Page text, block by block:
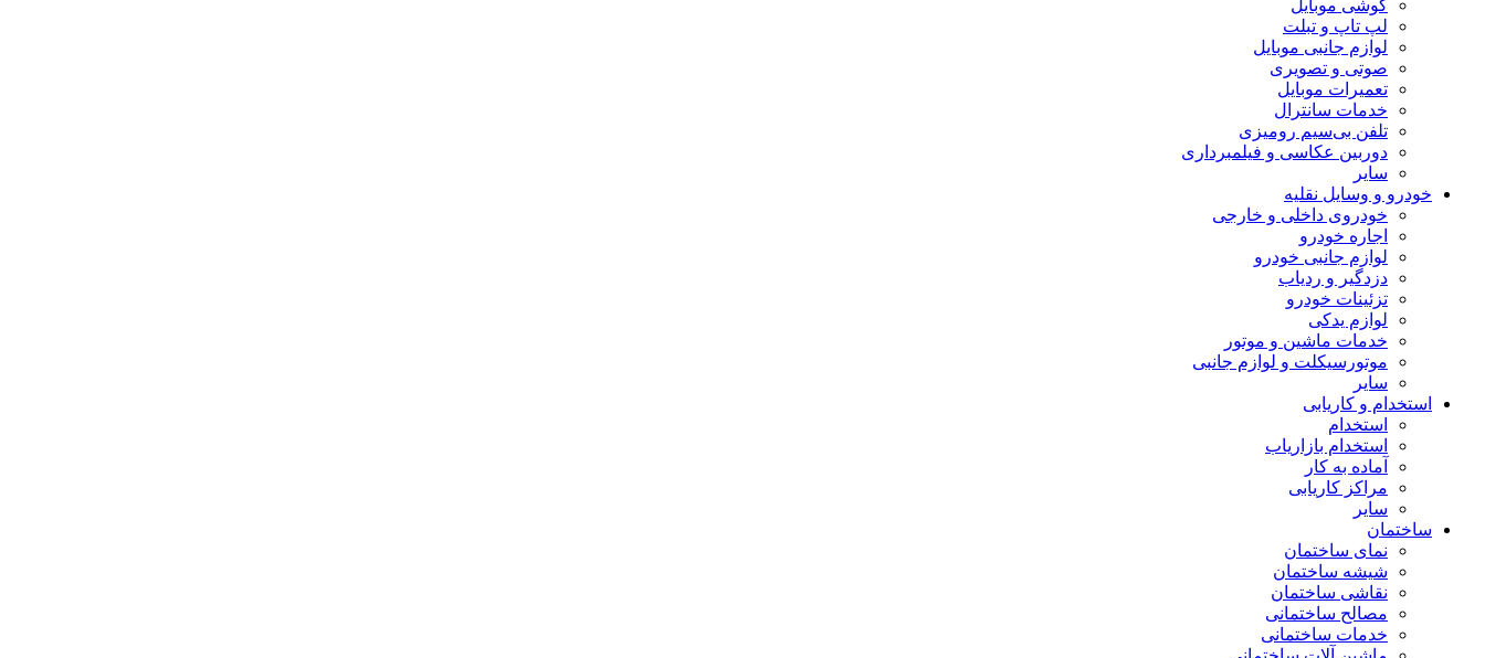
گوشی موبایل
لپ تاپ و تبلت
لوازم جانبی موبایل
صوتی و تصویری
تعمیرات موبایل
خدمات سانترال
تلفن بی‌سیم رومیزی
دوربین عکاسی و فیلمبرداری
سایر
خودرو و وسایل نقلیه
خودروی داخلی و خارجی
اجاره خودرو
لوازم جانبی خودرو
دزدگیر و ردیاب
تزئینات خودرو
لوازم یدکی
خدمات ماشین و موتور
موتورسیکلت و لوازم جانبی
سایر
استخدام و کاریابی
استخدام
استخدام بازاریاب
آماده به کار
مراکز کاریابی
سایر
ساختمان
نمای ساختمان
شیشه ساختمان
نقاشی ساختمان
مصالح ساختمانی
خدمات ساختمانی